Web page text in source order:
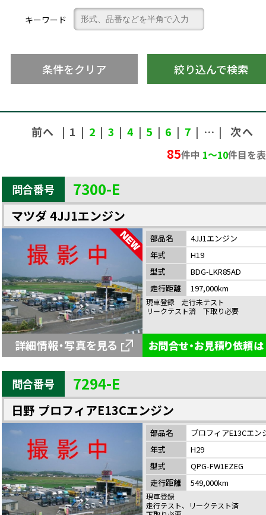
キーワード
条件をクリア 絞り込んで検索
前へ | 1 | 2 | 3 | 4 | 5 | 6 | 7 | … | 次へ
85件中 1〜10件目を
問合番号 7300-E
マツダ 4JJ1エンジン
NEW
部品名
4JJ1エンジン
年式
H19
型式
BDG-LKR85AD
走行距離
197,000km
現車登録 走行未テスト
リークテスト済 下取り必要
詳細情報・写真を見る お問合せ・お見積り依頼は
問合番号 7294-E
日野 プロフィアE13Cエンジン
部品名
プロフィアE13Cエン
年式
H29
型式
QPG-FW1EZEG
走行距離
549,000km
現車登録
走行テスト、リークテスト済